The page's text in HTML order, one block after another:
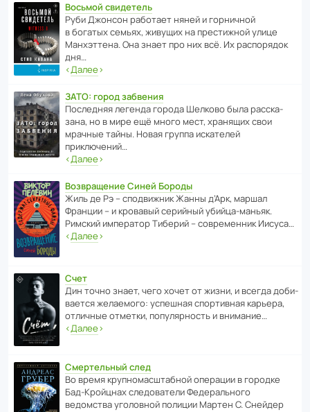
Восьмой свидетель
Руби Джонсон рабо­тает няней и горни­чной
в богатых семьях, живущих на прес­ти­жной улице
Манх­эт­тена. Она знает про них всё. Их распо­рядок
дня…
‹Далее›
ЗАТО: город забвения
После­дняя легенда города Шелково была расска­
зана, но в мире ещё много мест, хранящих свои
мрачные тайны. Новая группа иска­телей
приключений…
‹Далее›
Возвращение Синей Бороды
Жиль де Рэ – спод­ви­жник Жанны д’Арк, маршал
Франции – и кровавый серийный убийца-маньяк.
Римский импе­ратор Тиберий – совре­менник Иисуса…
‹Далее›
Счет
Дин точно знает, чего хочет от жизни, и всегда доби­
ва­ется жела­е­мого: успе­шная спор­ти­вная карьера,
отли­чные отметки, попу­ля­р­ность и внимание…
‹Далее›
Смертельный след
Во время круп­но­мас­ш­та­бной операции в городке
Бад‑Крой­цнах следо­ва­тели Феде­раль­ного
ведомства уголо­вной полиции Мартен С. Снейдер